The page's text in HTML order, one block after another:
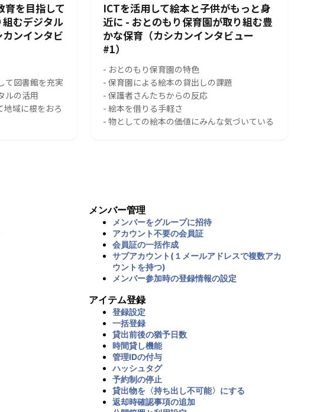
育を目指して
むデジタル
ンインタビ
て図書館を充実
ルの活用
地域に根をおろ
ICTを活用して絵本と子供がもっと身
近に - おとのもり保育園が取り組む豊
かな保育（カシカンインタビュー
#1）
- おとのもり保育園の特色
- 保育園による絵本の貸出しの課題
- 保護者さんたちからの反応
- 絵本を借りる手軽さ
- 物としての絵本の価値にみんな気づいている
メンバー管理
メンバーをグループに招待
アカウント不要の会員証
会員証の一括作成
サブアカウント(１メールアドレスで複数アカ
ウントを持つ)
メンバー参加時の登録情報の設定
アイテム登録
登録設定
一括登録
貸出前後の猶予日数
時間貸し機能
管理IDの付与
ハッシュタグ
予約制の停止
貸出物を〈持ち出し不可能〉にする
返却時確認事項の追加